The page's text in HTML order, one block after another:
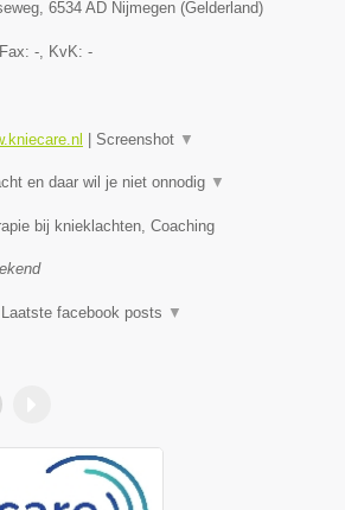
6534 AD Nijmegen (Gelderland)
Fax: - , KvK: -
| Screenshot ▼
en daar wil je niet onnodig ▼
bij knieklachten, Coaching
Laatste facebook posts ▼